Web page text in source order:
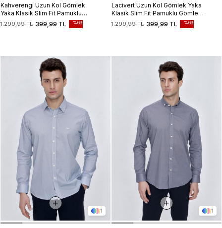
Kahverengi Uzun Kol Gömlek
Yaka Klasik Slim Fit Pamuklu
Gömlek 1004225223
399,99 TL
1.299,99 TL %69
Lacivert Uzun Kol Gömlek Yaka
Klasik Slim Fit Pamuklu Gömlek
1004225223399,99 TL
1.299,99 TL %69
1 1